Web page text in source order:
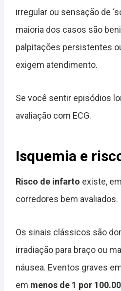
irregular ou sensação de
maioria dos casos são
palpitações persistentes
exigem atendimento.
Se você sentir episódios
avaliação com ECG.
Isquemia e
Risco de infarto existe,
corredores bem avaliados.
Os sinais clássicos são
irradiação para braço ou
náusea. Eventos graves
em menos de 1 por